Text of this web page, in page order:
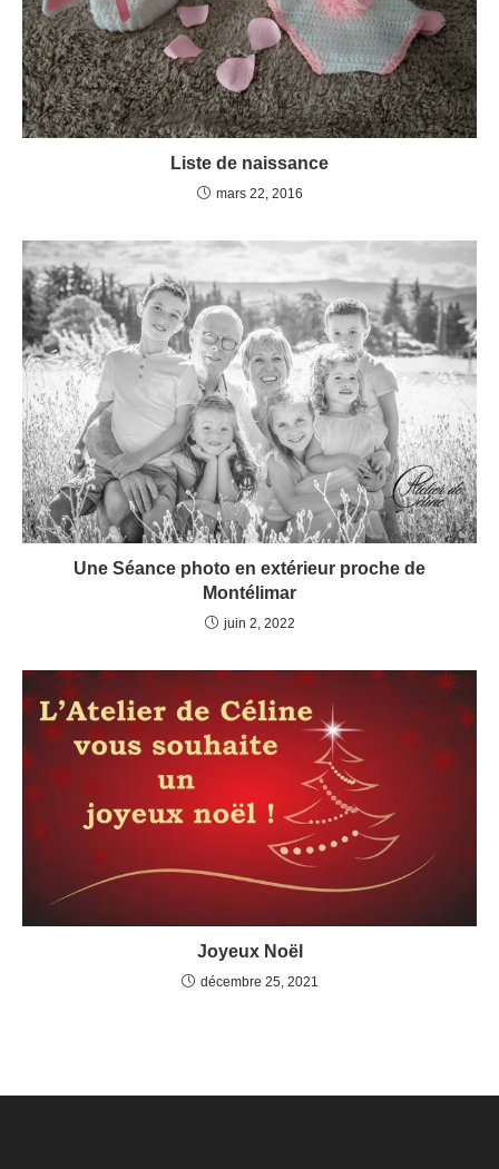
Liste de naissance
mars 22, 2016
Une Séance photo en extérieur proche de
Montélimar
juin 2, 2022
Joyeux Noël
décembre 25, 2021